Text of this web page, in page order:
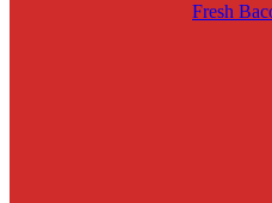
Fresh